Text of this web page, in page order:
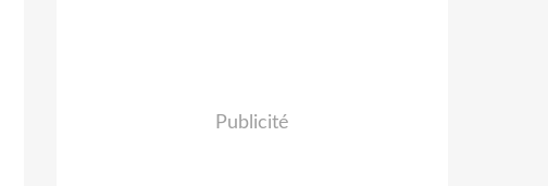
Publicité